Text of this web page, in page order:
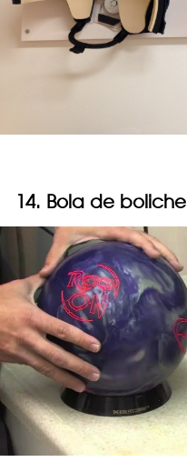
14. Bola de boliche